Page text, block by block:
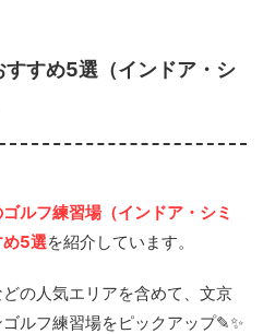
すめ5選（インドア・シ
ルフ練習場（インドア・シミ
め5選を紹介しています。
の人気エリアを含めて、文京
ルフ練習場をピックアップ✎✨